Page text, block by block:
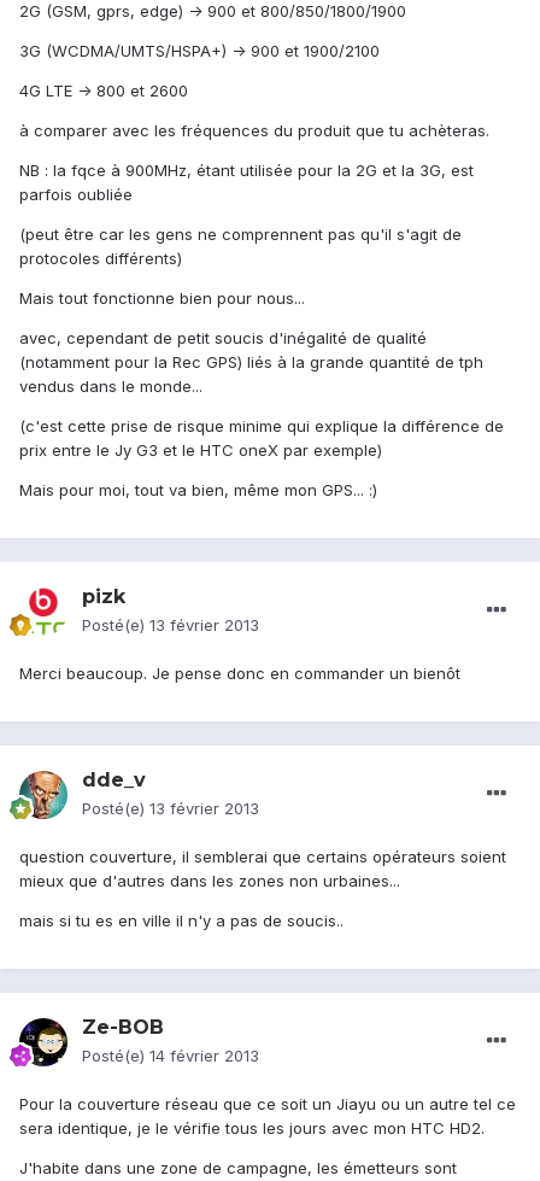
2G (GSM, gprs, edge) -> 900 et 800/850/1800/1900
3G (WCDMA/UMTS/HSPA+) -> 900 et 1900/2100
4G LTE -> 800 et 2600
à comparer avec les fréquences du produit que tu achèteras.
NB : la fqce à 900MHz, étant utilisée pour la 2G et la 3G, est
parfois oubliée
(peut être car les gens ne comprennent pas qu'il s'agit de
protocoles différents)
Mais tout fonctionne bien pour nous...
avec, cependant de petit soucis d'inégalité de qualité
(notamment pour la Rec GPS) liés à la grande quantité de tph
vendus dans le monde...
(c'est cette prise de risque minime qui explique la différence de
prix entre le Jy G3 et le HTC oneX par exemple)
Mais pour moi, tout va bien, même mon GPS... :)
pizk
Posté(e) 13 février 2013
Merci beaucoup. Je pense donc en commander un bienôt
dde_v
Posté(e) 13 février 2013
question couverture, il semblerai que certains opérateurs soient
mieux que d'autres dans les zones non urbaines...
mais si tu es en ville il n'y a pas de soucis..
Ze-BOB
Posté(e) 14 février 2013
Pour la couverture réseau que ce soit un Jiayu ou un autre tel ce
sera identique, je le vérifie tous les jours avec mon HTC HD2.
J'habite dans une zone de campagne, les émetteurs sont